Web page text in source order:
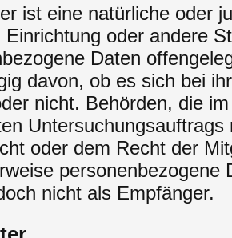
ist eine natürliche oder
Einrichtung oder andere
Daten
davon, ob es sich bei
nicht. Behörden, die
Untersuchungsauftrags
oder dem Recht der
personenbezogene
nicht als Empfänger.